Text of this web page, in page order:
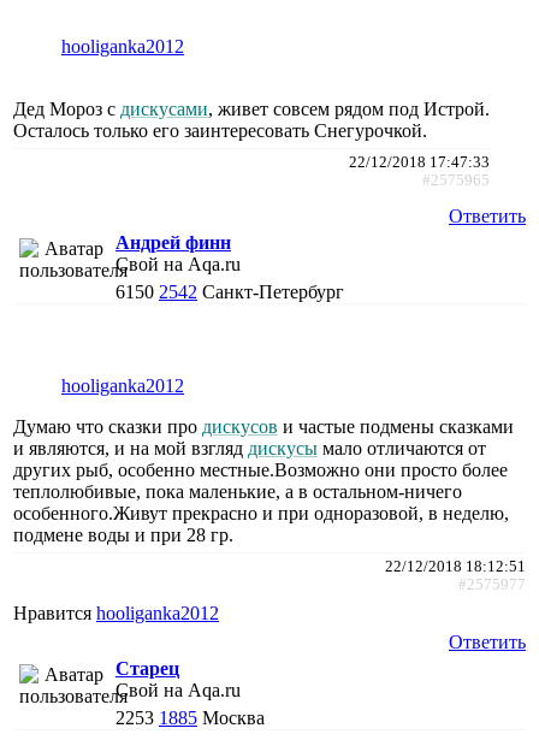
hooliganka2012
Дед Мороз с дискусами, живет совсем рядом под Истрой.
Осталось только его заинтересовать Снегурочкой.
22/12/2018 17:47:33
#2575965
Ответить
Андрей финн
Свой на Aqa.ru
6150 2542 Санкт-Петербург
hooliganka2012
Думаю что сказки про дискусов и частые подмены сказками
и являются, и на мой взгляд дискусы мало отличаются от
других рыб, особенно местные.Возможно они просто более
теплолюбивые, пока маленькие, а в остальном-ничего
особенного.Живут прекрасно и при одноразовой, в неделю,
подмене воды и при 28 гр.
22/12/2018 18:12:51
#2575977
Нравится hooliganka2012
Ответить
Старец
Свой на Aqa.ru
2253 1885 Москва